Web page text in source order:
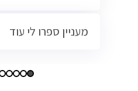
מעניין ספרו לי עוד